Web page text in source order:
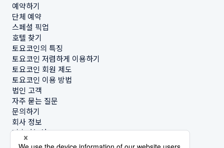
예약하기
단체 예약
스페셜 픽업
호텔 찾기
토요코인의 특징
토요코인 저렴하게 이용하기
토요코인 회원 제도
토요코인 이용 방법
법인 고객
자주 묻는 질문
문의하기
회사 정보
지속가능성